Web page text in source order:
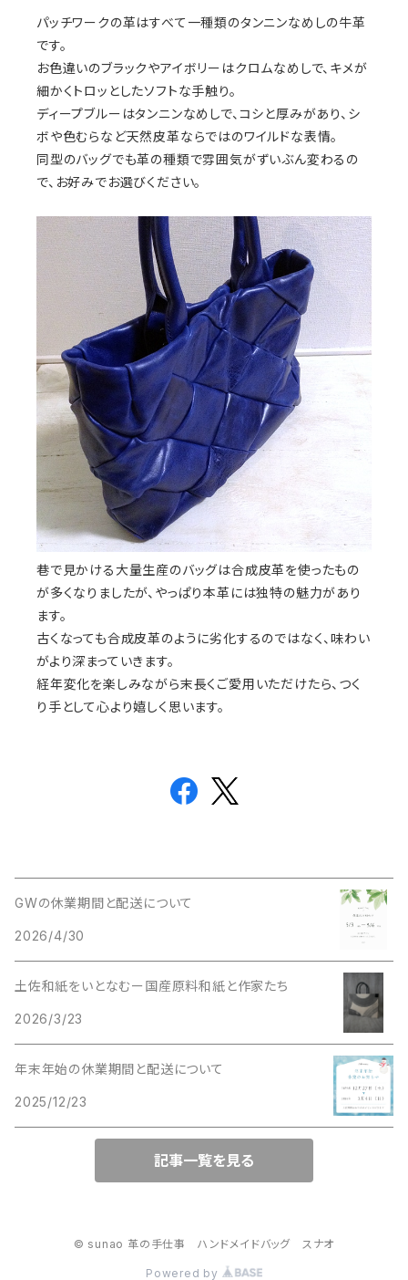
パッチワークの革はすべて一種類のタンニンなめしの牛革
です。
お色違いのブラックやアイボリーはクロムなめしで、キメが
細かくトロッとしたソフトな手触り。
ディープブルーはタンニンなめしで、コシと厚みがあり、シ
ボや色むらなど天然皮革ならではのワイルドな表情。
同型のバッグでも革の種類で雰囲気がずいぶん変わるの
で、お好みでお選びください。
巷で見かける大量生産のバッグは合成皮革を使ったもの
が多くなりましたが、やっぱり本革には独特の魅力があり
ます。
古くなっても合成皮革のように劣化するのではなく、味わい
がより深まっていきます。
経年変化を楽しみながら末長くご愛用いただけたら、つく
り手として心より嬉しく思います。
GWの休業期間と配送について
2026/4/30
土佐和紙をいとなむー国産原料和紙と作家たち
2026/3/23
年末年始の休業期間と配送について
2025/12/23
記事一覧を見る
© sunao 革の手仕事 ハンドメイドバッグ スナオ
Powered by